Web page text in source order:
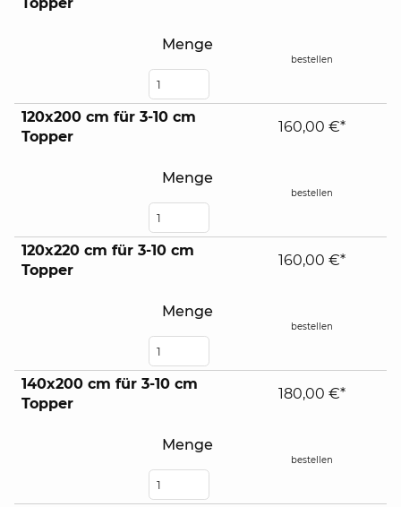
Menge
bestellen
120x200 cm für 3-10 cm
Topper
Menge
160,00 €*
bestellen
120x220 cm für 3-10 cm
Topper
Menge
160,00 €*
bestellen
140x200 cm für 3-10 cm
Topper
Menge
180,00 €*
bestellen